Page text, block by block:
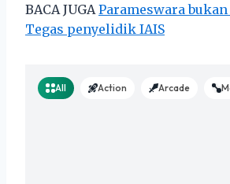
BACA JUGA Parameswara
Tegas penyelidik IAIS